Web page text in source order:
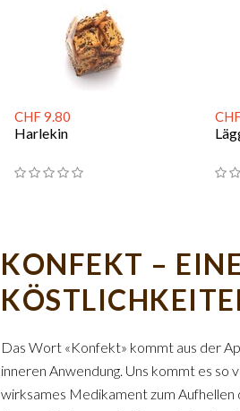
CHF 9.80
Harlekin
KONFEKT –
Das Wort «Konfekt» kommt aus der
inneren Anwendung. Uns kommt es so
wirksames Medikament zum